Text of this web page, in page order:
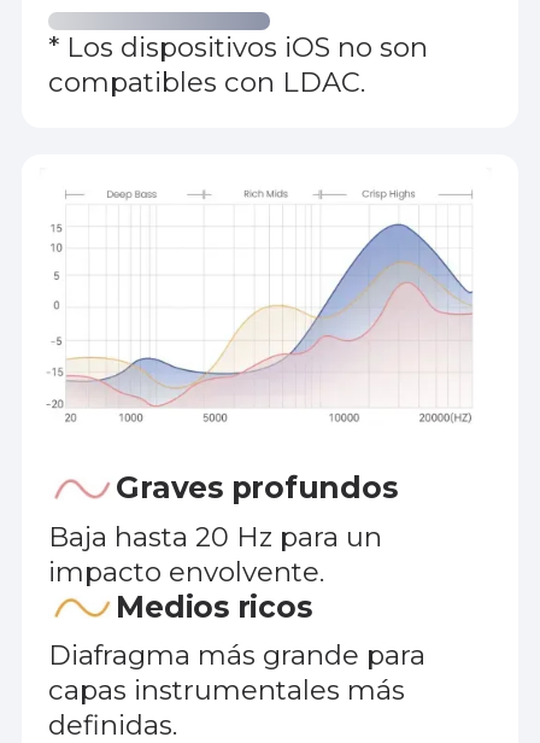
* Los dispositivos iOS no son
compatibles con LDAC.
Graves profundos
Baja hasta 20 Hz para un
impacto envolvente.
Medios ricos
Diafragma más grande para
capas instrumentales más
definidas.